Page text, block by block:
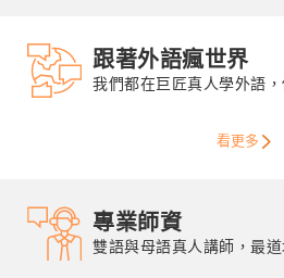
跟著外語瘋世界
我們都在巨匠真人學外語，
看更多
專業師資
雙語與母語真人講師，最